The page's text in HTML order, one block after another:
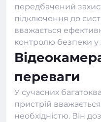
передбачений
підключення до
вважається
контролю безпеки
Відеокамера
переваги
У сучасних
пристрій
необхідністю. Він